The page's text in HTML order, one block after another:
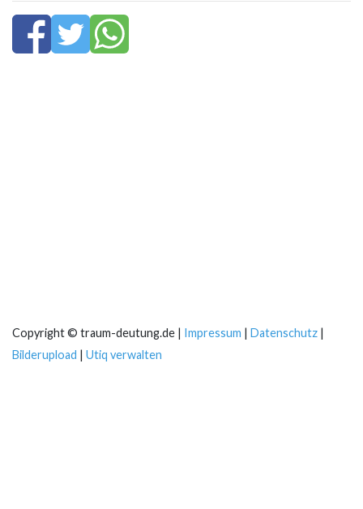
Copyright © traum-deutung.de | Impressum | Datenschutz |
Bilderupload | Utiq verwalten